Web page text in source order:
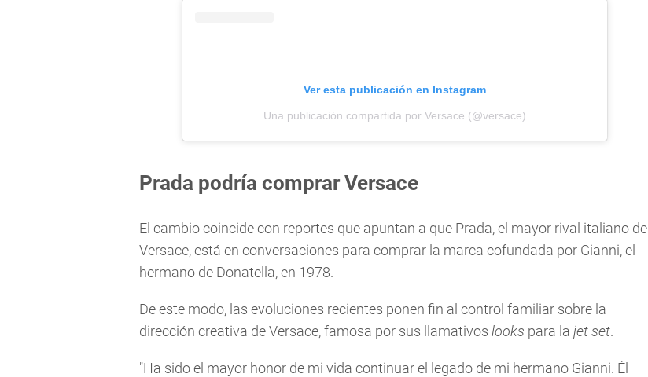
Ver esta publicación en Instagram
Una publicación compartida por Versace (@versace)
Prada podría comprar Versace
El cambio coincide con reportes que apuntan a que Prada, el mayor rival italiano de
Versace, está en conversaciones para comprar la marca cofundada por Gianni, el
hermano de Donatella, en 1978.
De este modo, las evoluciones recientes ponen fin al control familiar sobre la
dirección creativa de Versace, famosa por sus llamativos looks para la jet set.
"Ha sido el mayor honor de mi vida continuar el legado de mi hermano Gianni. Él